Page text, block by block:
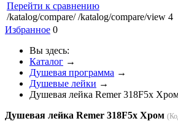
Перейти к сравнению
/katalog/compare/ /katalog/compare/view 4
Избранное 0
Вы здесь:
Каталог →
Душевая программа →
Душевые лейки →
Душевая лейка Remer 318F5x
Душевая лейка Remer 318F5x Хром